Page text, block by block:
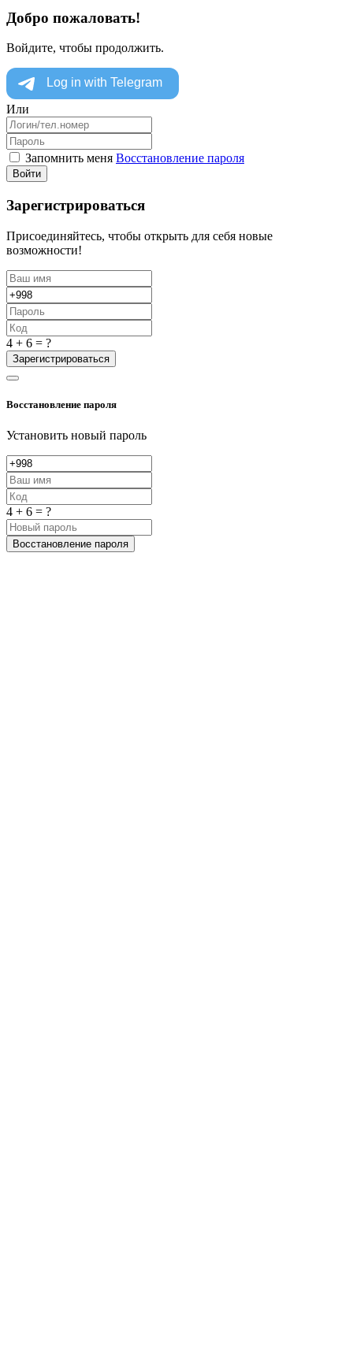
Добро пожаловать!
Войдите, чтобы продолжить.
Или
Запомнить меня Восстановление пароля
Войти
Зарегистрироваться
Присоединяйтесь, чтобы открыть для себя новые
возможности!
4 + 6 = ?
Зарегистрироваться
Восстановление пароля
Установить новый пароль
4 + 6 = ?
Восстановление пароля